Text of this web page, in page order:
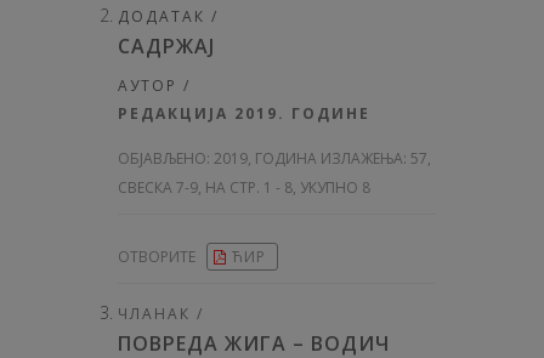
ДОДАТАК /
САДРЖАЈ
АУТОР /
РЕДАКЦИЈА 2019. ГОДИНЕ
ОБЈАВЉЕНО: 2019, ГОДИНА ИЗЛАЖЕЊА: 57,
СВЕСКА 7-9, НА СТР. 1 - 8, УКУПНО 8
ОТВОРИТЕ ЋИР
ЧЛАНАК /
ПОВРЕДА ЖИГА – ВОДИЧ